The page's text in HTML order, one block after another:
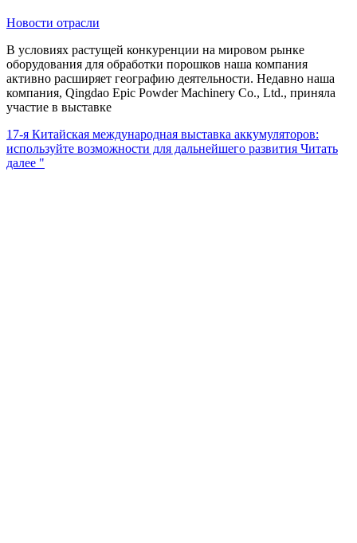
Новости отрасли
В условиях растущей конкуренции на мировом рынке
оборудования для обработки порошков наша компания
активно расширяет географию деятельности. Недавно наша
компания, Qingdao Epic Powder Machinery Co., Ltd., приняла
участие в выставке
17-я Китайская международная выставка аккумуляторов:
используйте возможности для дальнейшего развития Читать
далее "